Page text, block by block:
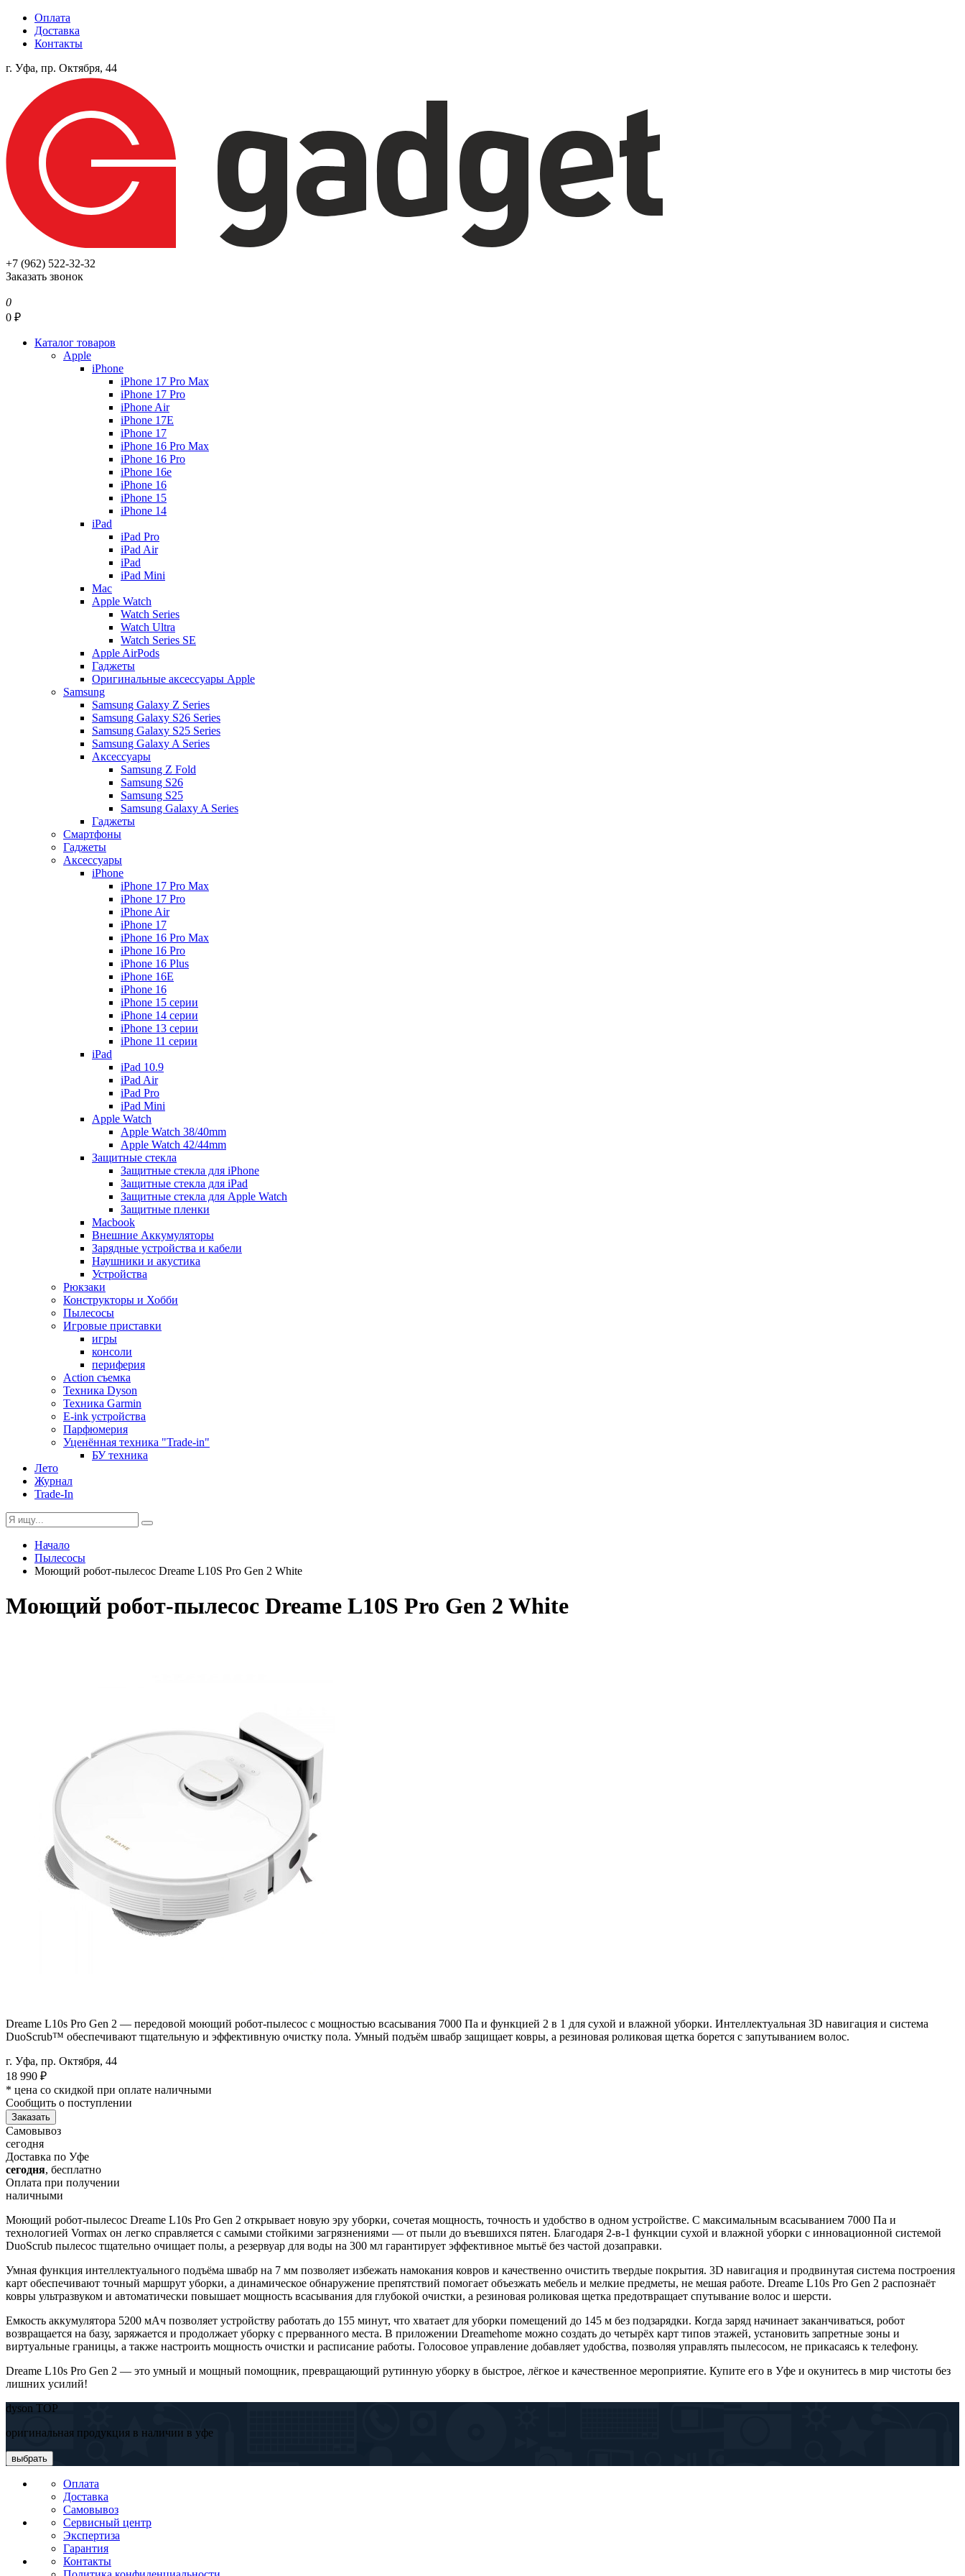
Оплата
Доставка
Контакты
г. Уфа, пр. Октября, 44
+7 (962) 522-32-32
Заказать звонок
0
0 ₽
Каталог товаров
Apple
iPhone
iPhone 17 Pro Max
iPhone 17 Pro
iPhone Air
iPhone 17E
iPhone 17
iPhone 16 Pro Max
iPhone 16 Pro
iPhone 16e
iPhone 16
iPhone 15
iPhone 14
iPad
iPad Pro
iPad Air
iPad
iPad Mini
Mac
Apple Watch
Watch Series
Watch Ultra
Watch Series SE
Apple AirPods
Гаджеты
Оригинальные аксессуары Apple
Samsung
Samsung Galaxy Z Series
Samsung Galaxy S26 Series
Samsung Galaxy S25 Series
Samsung Galaxy A Series
Аксессуары
Samsung Z Fold
Samsung S26
Samsung S25
Samsung Galaxy A Series
Гаджеты
Смартфоны
Гаджеты
Аксессуары
iPhone
iPhone 17 Pro Max
iPhone 17 Pro
iPhone Air
iPhone 17
iPhone 16 Pro Max
iPhone 16 Pro
iPhone 16 Plus
iPhone 16E
iPhone 16
iPhone 15 серии
iPhone 14 серии
iPhone 13 серии
iPhone 11 серии
iPad
iPad 10.9
iPad Air
iPad Pro
iPad Mini
Apple Watch
Apple Watch 38/40mm
Apple Watch 42/44mm
Защитные стекла
Защитные стекла для iPhone
Защитные стекла для iPad
Защитные стекла для Apple Watch
Защитные пленки
Macbook
Внешние Аккумуляторы
Зарядные устройства и кабели
Наушники и акустика
Устройства
Рюкзаки
Конструкторы и Хобби
Пылесосы
Игровые приставки
игры
консоли
периферия
Action съемка
Техника Dyson
Техника Garmin
E-ink устройства
Парфюмерия
Уценённая техника "Trade-in"
БУ техника
Лето
Журнал
Trade-In
Начало
Пылесосы
Моющий робот-пылесос Dreame L10S Pro Gen 2 White
Моющий робот-пылесос Dreame L10S Pro Gen 2 White
Dreame L10s Pro Gen 2 — передовой моющий робот-пылесос с мощностью всасывания 7000 Па и функцией 2 в 1 для сухой и влажной уборки. Интеллектуальная 3D навигация и система
DuoScrub™ обеспечивают тщательную и эффективную очистку пола. Умный подъём швабр защищает ковры, а резиновая роликовая щетка борется с запутыванием волос.
г. Уфа, пр. Октября, 44
18 990 ₽
* цена со скидкой при оплате наличными
Сообщить о поступлении
Заказать
Самовывоз
сегодня
Доставка по Уфе
сегодня, бесплатно
Оплата при получении
наличными
Моющий робот-пылесос Dreame L10s Pro Gen 2 открывает новую эру уборки, сочетая мощность, точность и удобство в одном устройстве. С максимальным всасыванием 7000 Па и
технологией Vormax он легко справляется с самыми стойкими загрязнениями — от пыли до въевшихся пятен. Благодаря 2-в-1 функции сухой и влажной уборки с инновационной системой
DuoScrub пылесос тщательно очищает полы, а резервуар для воды на 300 мл гарантирует эффективное мытьё без частой дозаправки.
Умная функция интеллектуального подъёма швабр на 7 мм позволяет избежать намокания ковров и качественно очистить твердые покрытия. 3D навигация и продвинутая система построения
карт обеспечивают точный маршрут уборки, а динамическое обнаружение препятствий помогает объезжать мебель и мелкие предметы, не мешая работе. Dreame L10s Pro Gen 2 распознаёт
ковры ультразвуком и автоматически повышает мощность всасывания для глубокой очистки, а резиновая роликовая щетка предотвращает спутывание волос и шерсти.
Емкость аккумулятора 5200 мАч позволяет устройству работать до 155 минут, что хватает для уборки помещений до 145 м без подзарядки. Когда заряд начинает заканчиваться, робот
возвращается на базу, заряжается и продолжает уборку с прерванного места. В приложении Dreamehome можно создать до четырёх карт типов этажей, установить запретные зоны и
виртуальные границы, а также настроить мощность очистки и расписание работы. Голосовое управление добавляет удобства, позволяя управлять пылесосом, не прикасаясь к телефону.
Dreame L10s Pro Gen 2 — это умный и мощный помощник, превращающий рутинную уборку в быстрое, лёгкое и качественное мероприятие. Купите его в Уфе и окунитесь в мир чистоты без
лишних усилий!
dyson TOP
оригинальная продукция в наличии в уфе
выбрать
Оплата
Доставка
Самовывоз
Сервисный центр
Экспертиза
Гарантия
Контакты